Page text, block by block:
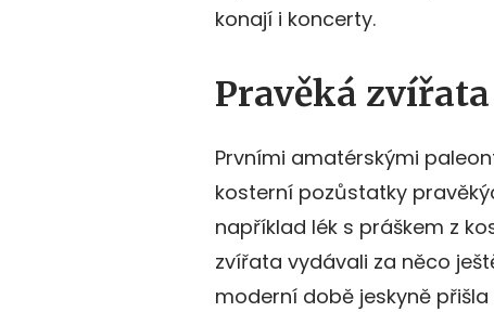
konají i koncerty.
Pravěká
Prvními amatérskými
kosterní pozůstatky
například lék s práškem z
zvířata vydávali za něco
moderní době jeskyně